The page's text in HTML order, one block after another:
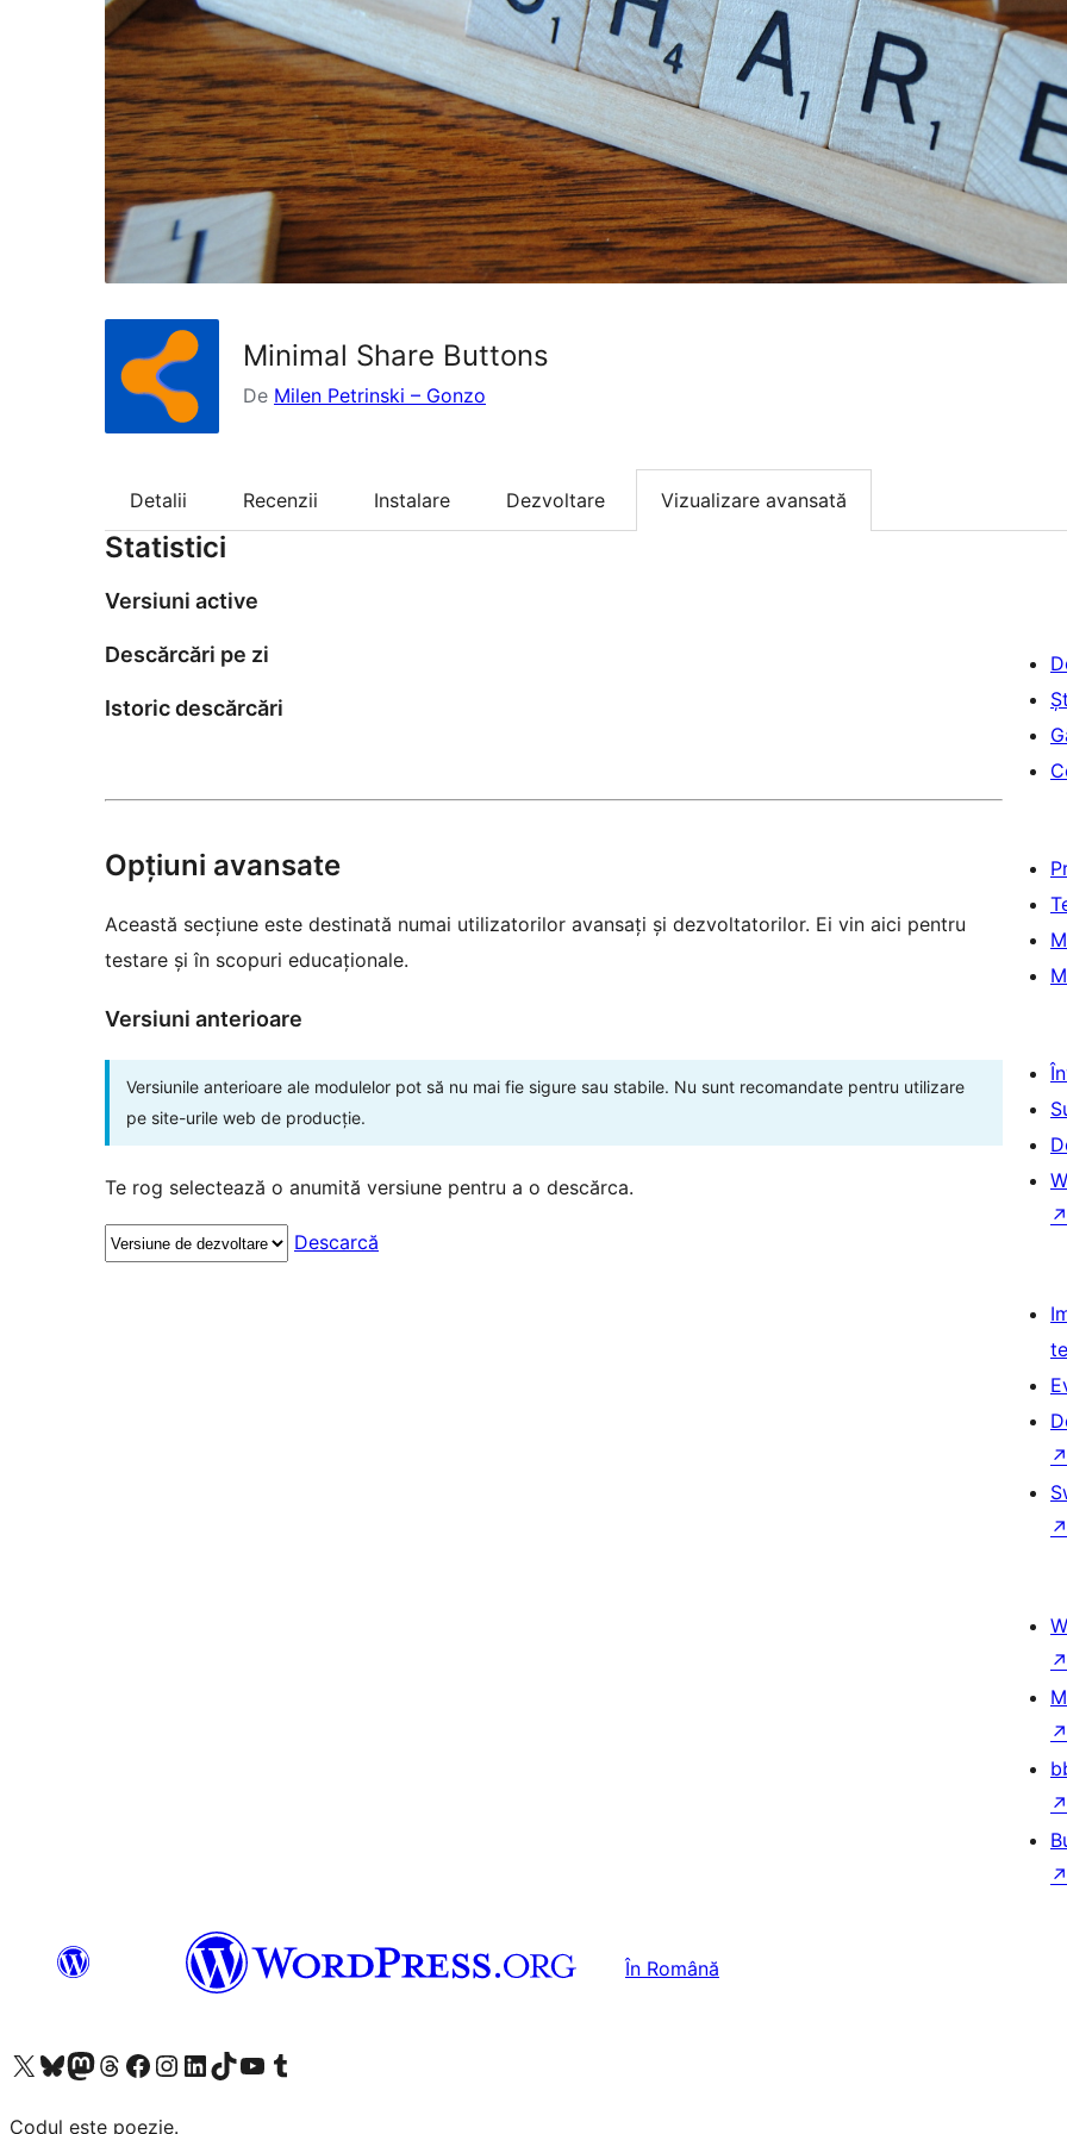
Minimal Share Buttons
De Milen Petrinski – Gonzo
Detalii Recenzii Instalare Dezvoltare Vizualizare avansată
Statistici
Versiuni active
Descărcări pe zi
Istoric descărcări
Opțiuni avansate
Această secțiune este destinată numai utilizatorilor avansați și dezvoltatorilor. Ei vin aici pentru
testare și în scopuri educaționale.
Versiuni anterioare
Versiunile anterioare ale modulelor pot să nu mai fie sigure sau stabile. Nu sunt recomandate pentru utilizare
pe site-urile web de producție.
Te rog selectează o anumită versiune pentru a o descărca.
Descarcă
↗
te
↗
↗
↗
↗
↗
↗
În Română
Mergi la contul nostru X (fost Twitter)
Vizitează contul nostru Bluesky
Vizitează contul nostru Mastodon
Vizitează contul nostru Threads
Vizitează pagina noastră Facebook
Vizitează-ne pe Instagram
Vizitează-ne pe LinkedIn
Vizitează contul nostru TikTok
Vizitează canalul nostru YouTube
Vizitează contul nostru Tumblr
Codul este poezie.